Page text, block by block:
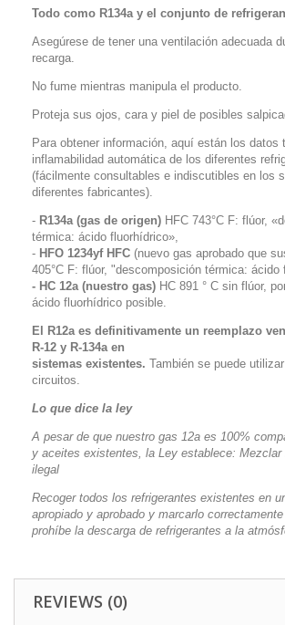
Todo como R134a y el conjunto de
Asegúrese de tener una ventilación adecuada
recarga.
No fume mientras manipula el producto.
Proteja sus ojos, cara y piel de posibles
Para obtener información, aquí están los datos
inflamabilidad automática de los diferentes
(fácilmente consultables e indiscutibles en los
diferentes fabricantes).
- R134a (gas de origen) HFC 743°C F: flúor,
térmica: ácido fluorhídrico»,
- HFO 1234yf HFC (nuevo gas aprobado que
405°C F: flúor, "descomposición térmica: ácido
- HC 12a (nuestro gas) HC 891 ° C sin flúor,
ácido fluorhídrico posible.
El R12a es definitivamente un reemplazo
R-12 y R-134a en
sistemas existentes. También se puede
circuitos.
Lo que dice la ley
A pesar de que nuestro gas 12a es 100%
y aceites existentes, la Ley establece: Mezclar
ilegal
Recoger todos los refrigerantes existentes en
apropiado y aprobado y marcarlo
prohíbe la descarga de refrigerantes a la
REVIEWS (0)